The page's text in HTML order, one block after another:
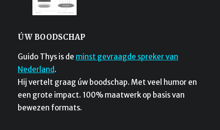
ÚW BOODSCHAP
Guido Thys is de minst gevraagde spreker van
Nederland.
Hij vertelt graag úw boodschap. Met veel humor en
een grote impact. 100% maatwerk op basis van
bewezen formats.